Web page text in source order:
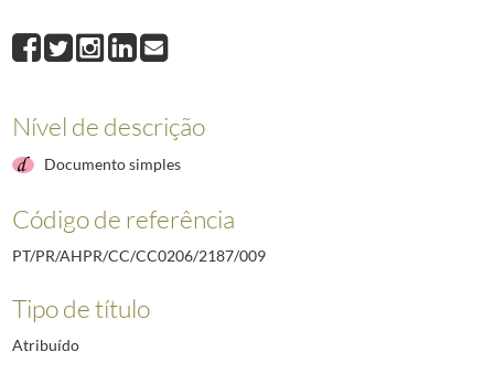
010 Composição da mesa do jantar oferecido pelo Presidente da República,
011 Carta assinada pelo Presidente da República, Mário Soares, dirigida
Composição da mesa do jantar oferecido pelo Presidente da República
(...)
Nível de descrição
Documento simples
Código de referência
PT/PR/AHPR/CC/CC0206/2187/009
Tipo de título
Atribuído